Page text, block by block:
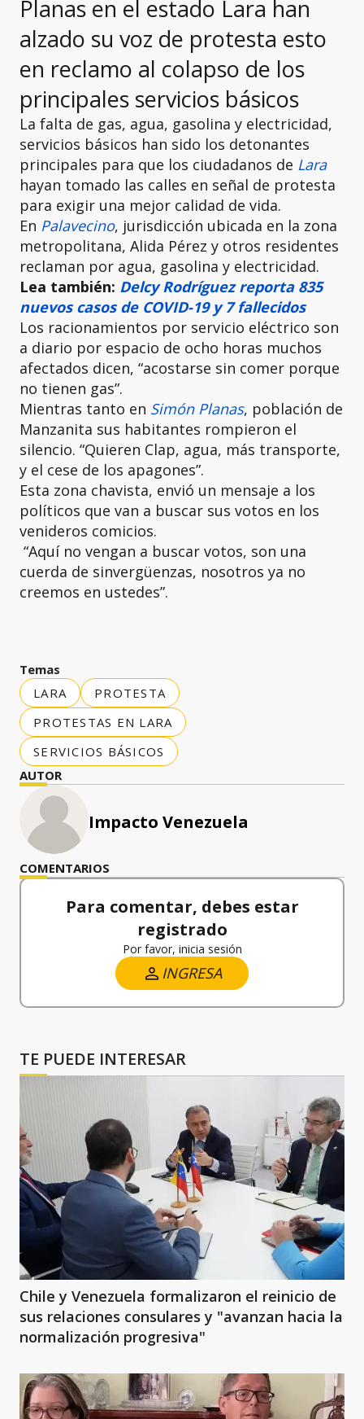
Planas en el estado Lara han
alzado su voz de protesta esto
en reclamo al colapso de los
principales servicios básicos
La falta de gas, agua, gasolina y electricidad,
servicios básicos han sido los detonantes
principales para que los ciudadanos de Lara
hayan tomado las calles en señal de protesta
para exigir una mejor calidad de vida.
En Palavecino, jurisdicción ubicada en la zona
metropolitana, Alida Pérez y otros residentes
reclaman por agua, gasolina y electricidad.
Lea también: Delcy Rodríguez reporta 835
nuevos casos de COVID-19 y 7 fallecidos
Los racionamientos por servicio eléctrico son
a diario por espacio de ocho horas muchos
afectados dicen, “acostarse sin comer porque
no tienen gas”.
Mientras tanto en Simón Planas, población de
Manzanita sus habitantes rompieron el
silencio. “Quieren Clap, agua, más transporte,
y el cese de los apagones”.
Esta zona chavista, envió un mensaje a los
políticos que van a buscar sus votos en los
venideros comicios.
“Aquí no vengan a buscar votos, son una
cuerda de sinvergüenzas, nosotros ya no
creemos en ustedes”.
Temas
LARA
PROTESTA
PROTESTAS EN LARA
SERVICIOS BÁSICOS
AUTOR
Impacto Venezuela
COMENTARIOS
Para comentar, debes estar
registrado
Por favor, inicia sesión
INGRESA
TE PUEDE INTERESAR
Chile y Venezuela formalizaron el reinicio de
sus relaciones consulares y "avanzan hacia la
normalización progresiva"